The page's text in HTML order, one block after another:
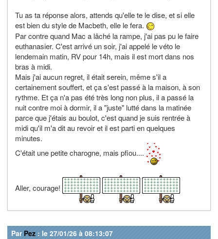
Tu as ta réponse alors, attends qu'elle te le dise, et si elle
est bien du style de Macbeth, elle le fera.
Par contre quand Mac a lâché la rampe, j'ai pas pu le faire
euthanasier. C'est arrivé un soir, j'ai appelé le véto le
lendemain matin, RV pour 14h, mais il est mort dans nos
bras à midi.
Mais j'ai aucun regret, il était serein, même s'il a
certainement souffert, et ça s'est passé à la maison, à son
rythme. Et ça n'a pas été très long non plus, il a passé la
nuit contre moi à dormir, il a "juste" lutté dans la matinée
parce que j'étais au boulot, c'est quand je suis rentrée à
midi qu'il m'a dit au revoir et il est parti en quelques
minutes.
C'était une petite charogne, mais pfiou....
Aller, courage!
Par Pez : le 27/01/26 à 08:13:07